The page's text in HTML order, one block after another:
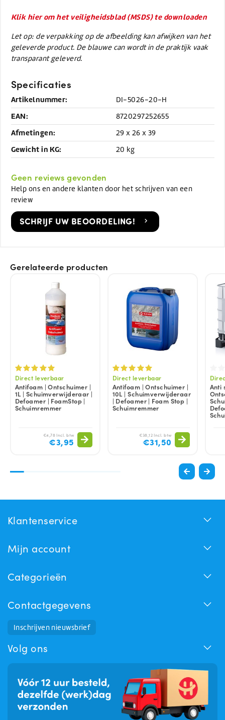
Klik hier om het veiligheidsblad (MSDS) te downloaden
Let op: de verpakking op de afbeelding kan afwijken van het
geleverde product. De blauwe can wordt in de praktijk vaak
transparant geleverd.
Specificaties
Artikelnummer: DI-5026-20-H
EAN: 8720297252655
Afmetingen: 29 x 26 x 39
Gewicht in KG: 20 kg
Geen reviews gevonden
Help ons en andere klanten door het schrijven van een
review
SCHRIJF UW BEOORDELING!
Gerelateerde producten
Direct leverbaar
Antifoam | Ontschuimer |
1L | Schuimverwijderaar |
Defoamer | FoamStop |
Schuimremmer
€4,78 Incl. btw
€3,95
Direct leverbaar
Antifoam | Ontschuimer |
10L | Schuimverwijderaar
| Defoamer | Foam Stop |
Schuimremmer
€38,12 Incl. btw
€31,50
Anti
Klantenservice
Mijn account
Categorieën
Contactgegevens
Inschrijven nieuwsbrief
Volg ons